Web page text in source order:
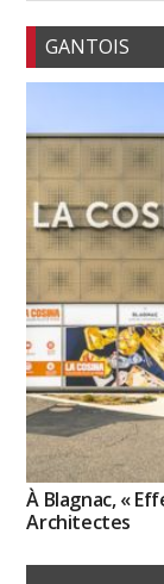
GANTOIS
À Blagnac, «
Architectes